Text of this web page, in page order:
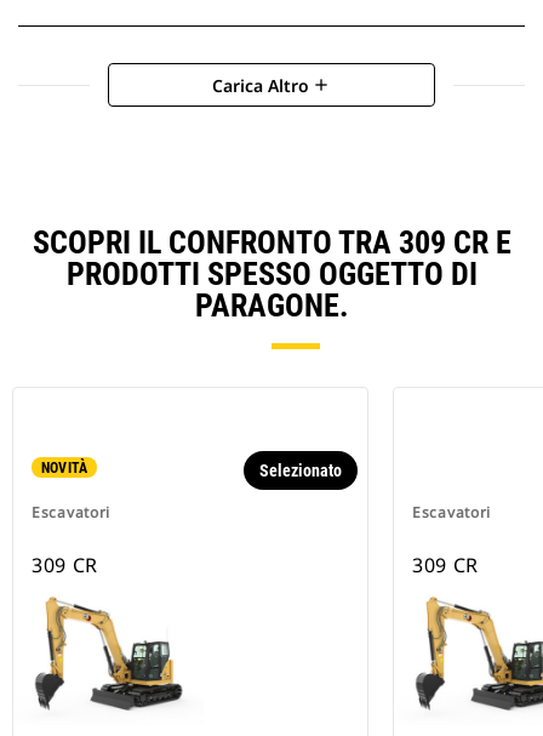
Carica Altro add
SCOPRI IL CONFRONTO TRA 309 CR E
PRODOTTI SPESSO OGGETTO DI
PARAGONE.
NOVITÀ
Escavatori
Selezionato
309 CR
Escavatori
309 CR